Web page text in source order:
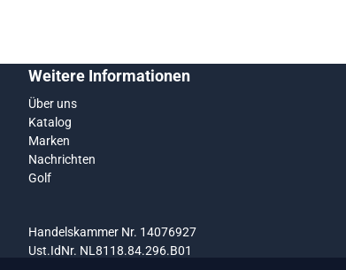
Weitere Informationen
Über uns
Katalog
Marken
Nachrichten
Golf
Handelskammer Nr. 14076927
Ust.IdNr. NL8118.84.296.B01